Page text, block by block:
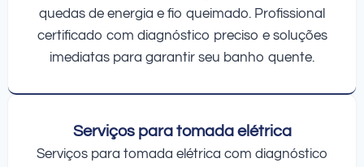
quedas de energia e fio queimado. Profissional
certificado com diagnóstico preciso e soluções
imediatas para garantir seu banho quente.
Serviços para tomada elétrica
Serviços para tomada elétrica com diagnóstico